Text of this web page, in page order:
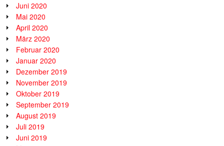
Juni 2020
Mai 2020
April 2020
März 2020
Februar 2020
Januar 2020
Dezember 2019
November 2019
Oktober 2019
September 2019
August 2019
Juli 2019
Juni 2019